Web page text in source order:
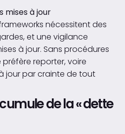
mises à jour
nécessitent des
et une vigilance
à jour. Sans procédures
préfère reporter, voire
jour par crainte de tout
de la « dette